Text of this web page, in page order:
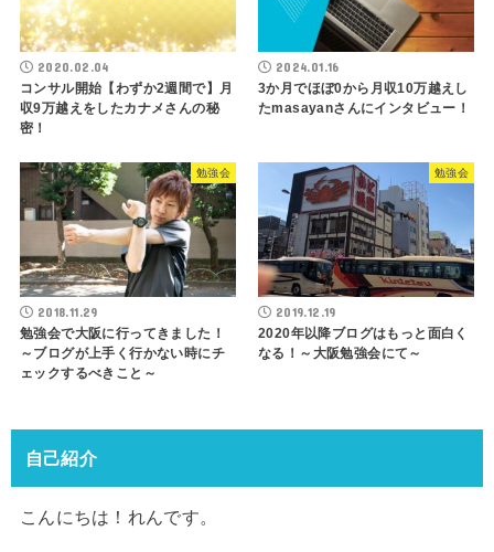
2020.02.04
コンサル開始【わずか2週間で】月
収9万越えをしたカナメさんの秘
密！
2024.01.16
3か月でほぼ0から月収10万越えし
たmasayanさんにインタビュー！
勉強会
2018.11.29
勉強会で大阪に行ってきました！
～ブログが上手く行かない時にチ
ェックするべきこと～
勉強会
2019.12.19
2020年以降ブログはもっと面白く
なる！～大阪勉強会にて～
自己紹介
こんにちは！れんです。